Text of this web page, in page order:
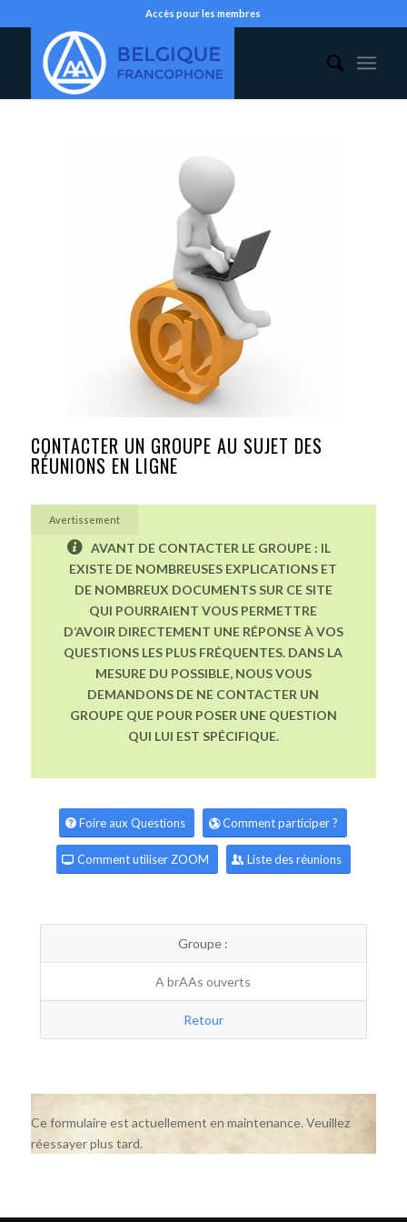
Accès pour les membres
CONTACTER UN GROUPE AU SUJET DES
RÉUNIONS EN LIGNE
Avertissement
AVANT DE CONTACTER LE GROUPE : IL
EXISTE DE NOMBREUSES EXPLICATIONS ET
DE NOMBREUX DOCUMENTS SUR CE SITE
QUI POURRAIENT VOUS PERMETTRE
D’AVOIR DIRECTEMENT UNE RÉPONSE À VOS
QUESTIONS LES PLUS FRÉQUENTES. DANS LA
MESURE DU POSSIBLE, NOUS VOUS
DEMANDONS DE NE CONTACTER UN
GROUPE QUE POUR POSER UNE QUESTION
QUI LUI EST SPÉCIFIQUE.
Foire aux Questions Comment participer ?
Comment utiliser ZOOM Liste des réunions
Groupe :
A brAAs ouverts
Retour
Ce formulaire est actuellement en maintenance. Veuillez
réessayer plus tard.